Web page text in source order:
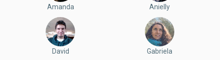
Amanda Anielly
David Gabriela